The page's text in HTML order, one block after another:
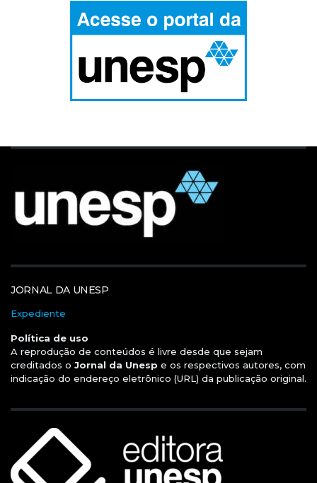
JORNAL DA UNESP
Expediente
Política de uso
A reprodução de conteúdos é livre desde que sejam
creditados o Jornal da Unesp e os respectivos autores, com
indicação do endereço eletrônico (URL) da publicação original.